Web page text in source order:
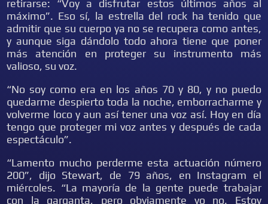
retirarse: “Voy a disfrutar estos últimos años al
máximo”. Eso sí, la estrella del rock ha tenido que
admitir que su cuerpo ya no se recupera como antes,
y aunque siga dándolo todo ahora tiene que poner
más atención en proteger su instrumento más
valioso, su voz.
“No soy como era en los años 70 y 80, y no puedo
quedarme despierto toda la noche, emborracharme y
volverme loco y aun así tener una voz así. Hoy en día
tengo que proteger mi voz antes y después de cada
espectáculo”.
“Lamento mucho perderme esta actuación número
200”, dijo Stewart, de 79 años, en Instagram el
miércoles. “La mayoría de la gente puede trabajar
con la garganta, pero obviamente yo no. Estoy